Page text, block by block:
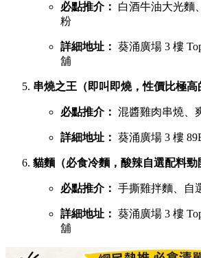
必點推介：
白酒牛油大光麵
粉
詳細地址： 葵涌廣場 3 樓
舖
串燒之王（即叫即燒，性價比極高
必點推介： 混醬雞肉串燒、
詳細地址： 葵涌廣場 3 樓
貓麵（必食冷麵，酸辣自選配料勁
必點推介： 手撕雞拌麵、自
詳細地址： 葵涌廣場 3 樓
舖